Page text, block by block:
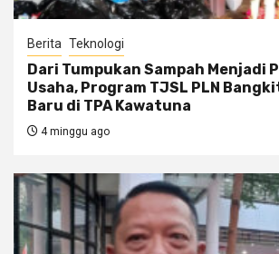
Berita Teknologi
Dari Tumpukan Sampah Menjadi
Usaha, Program TJSL PLN
Baru di TPA Kawatuna
4 minggu ago